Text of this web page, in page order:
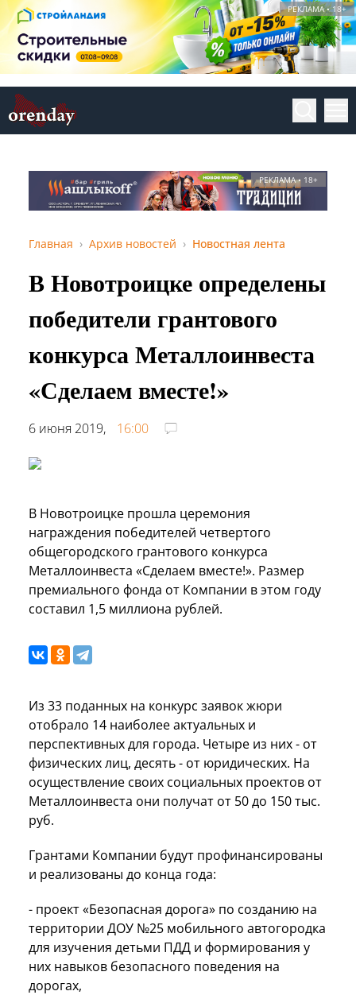
РЕКЛАМА • 18+
РЕКЛАМА • 18+
Главная Архив новостей Новостная лента
В Новотроицке определены
победители грантового
конкурса Металлоинвеста
«Сделаем вместе!»
6 июня 2019, 16:00
В Новотроицке прошла церемония
награждения победителей четвертого
общегородского грантового конкурса
Металлоинвеста «Сделаем вместе!». Размер
премиального фонда от Компании в этом году
составил 1,5 миллиона рублей.
Из 33 поданных на конкурс заявок жюри
отобрало 14 наиболее актуальных и
перспективных для города. Четыре из них - от
физических лиц, десять - от юридических. На
осуществление своих социальных проектов от
Металлоинвеста они получат от 50 до 150 тыс.
руб.
Грантами Компании будут профинансированы
и реализованы до конца года:
- проект «Безопасная дорога» по созданию на
территории ДОУ №25 мобильного автогородка
для изучения детьми ПДД и формирования у
них навыков безопасного поведения на
дорогах,